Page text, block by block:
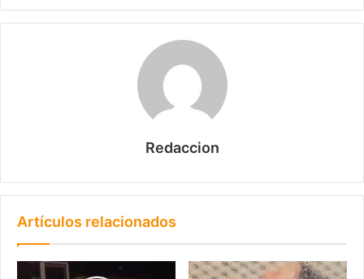
Redaccion
Artículos relacionados